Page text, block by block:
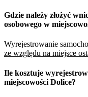
Gdzie należy złożyć
osobowego w
Wyrejestrowanie
ze względu na miejsce
Ile kosztuje
miejscowości Dolice?